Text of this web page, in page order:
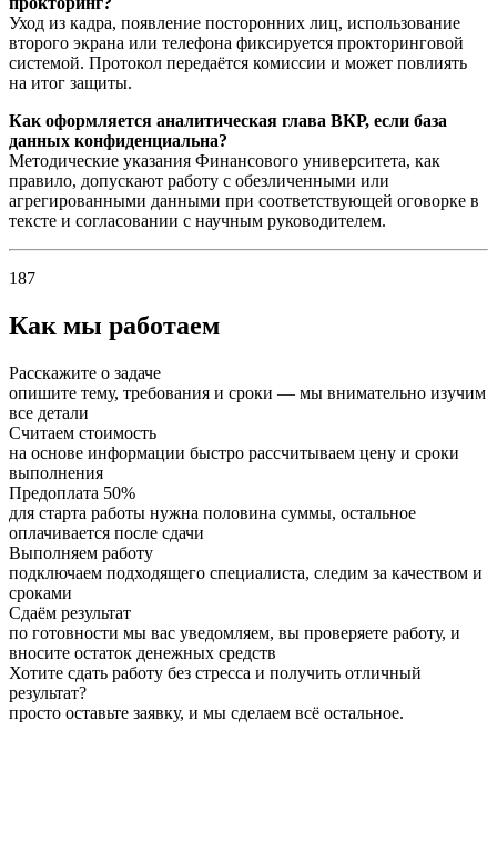
Уход из кадра, появление посторонних лиц, использование
второго экрана или телефона фиксируется прокторинговой
системой. Протокол передаётся комиссии и может повлиять
на итог защиты.
Как оформляется аналитическая глава ВКР, если база
данных конфиденциальна?
Методические указания Финансового университета, как
правило, допускают работу с обезличенными или
агрегированными данными при соответствующей оговорке в
тексте и согласовании с научным руководителем.
187
Как мы работаем
Расскажите о задаче
опишите тему, требования и сроки — мы внимательно изучим
все детали
Считаем стоимость
на основе информации быстро рассчитываем цену и сроки
выполнения
Предоплата 50%
для старта работы нужна половина суммы, остальное
оплачивается после сдачи
Выполняем работу
подключаем подходящего специалиста, следим за качеством и
сроками
Сдаём результат
по готовности мы вас уведомляем, вы проверяете работу, и
вносите остаток денежных средств
Хотите сдать работу без стресса и получить отличный
результат?
просто оставьте заявку, и мы сделаем всё остальное.